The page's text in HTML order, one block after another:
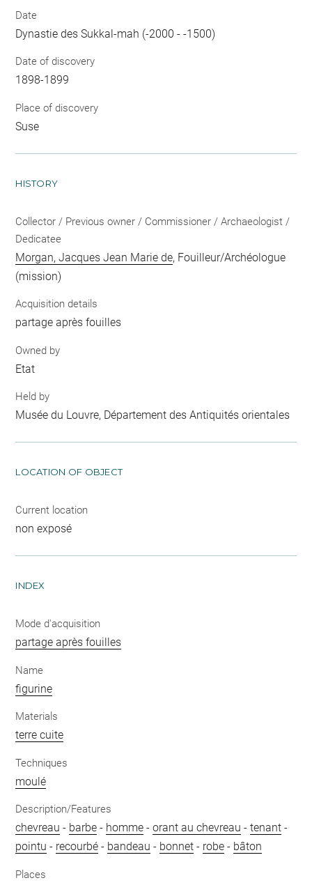
Date
Dynastie des Sukkal-mah (-2000 - -1500)
Date of discovery
1898-1899
Place of discovery
Suse
HISTORY
Collector / Previous owner / Commissioner / Archaeologist /
Dedicatee
Morgan, Jacques Jean Marie de, Fouilleur/Archéologue
(mission)
Acquisition details
partage après fouilles
Owned by
Etat
Held by
Musée du Louvre, Département des Antiquités orientales
LOCATION OF OBJECT
Current location
non exposé
INDEX
Mode d'acquisition
partage après fouilles
Name
figurine
Materials
terre cuite
Techniques
moulé
Description/Features
chevreau - barbe - homme -orant au chevreau -tenant -
pointu - recourbé - bandeau - bonnet - robe - bâton
Places